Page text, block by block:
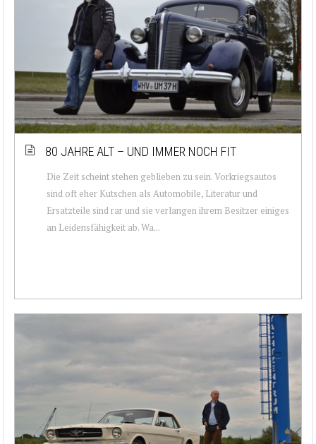
80 JAHRE ALT – UND IMMER NOCH FIT
Die Zeit scheint stehen geblieben zu sein. Vorkriegsautos
sind oft eher Kutschen als Automobile, Literatur und
Ersatzteile sind rar und sie verlangen ihrem Besitzer einiges
an Leidensfähigkeit ab. Wa...